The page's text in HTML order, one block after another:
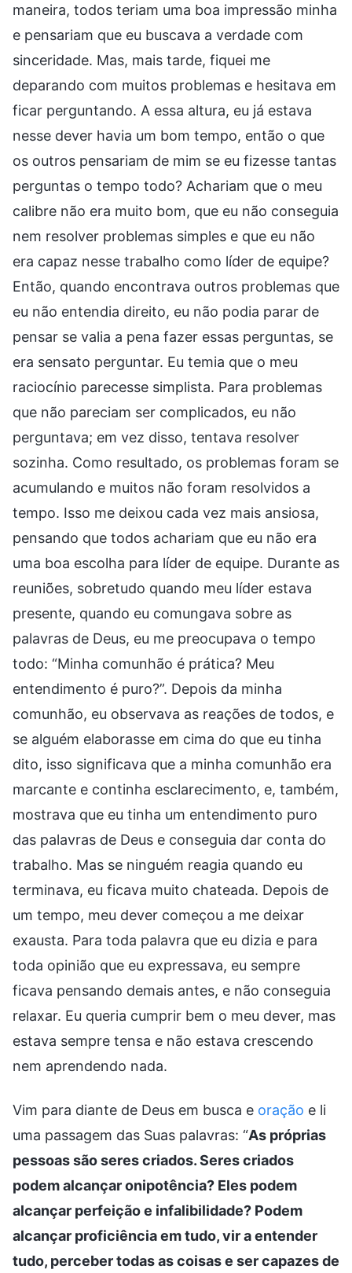
maneira, todos teriam uma boa impressão minha
e pensariam que eu buscava a verdade com
sinceridade. Mas, mais tarde, fiquei me
deparando com muitos problemas e hesitava em
ficar perguntando. A essa altura, eu já estava
nesse dever havia um bom tempo, então o que
os outros pensariam de mim se eu fizesse tantas
perguntas o tempo todo? Achariam que o meu
calibre não era muito bom, que eu não conseguia
nem resolver problemas simples e que eu não
era capaz nesse trabalho como líder de equipe?
Então, quando encontrava outros problemas que
eu não entendia direito, eu não podia parar de
pensar se valia a pena fazer essas perguntas, se
era sensato perguntar. Eu temia que o meu
raciocínio parecesse simplista. Para problemas
que não pareciam ser complicados, eu não
perguntava; em vez disso, tentava resolver
sozinha. Como resultado, os problemas foram se
acumulando e muitos não foram resolvidos a
tempo. Isso me deixou cada vez mais ansiosa,
pensando que todos achariam que eu não era
uma boa escolha para líder de equipe. Durante as
reuniões, sobretudo quando meu líder estava
presente, quando eu comungava sobre as
palavras de Deus, eu me preocupava o tempo
todo: “Minha comunhão é prática? Meu
entendimento é puro?”. Depois da minha
comunhão, eu observava as reações de todos, e
se alguém elaborasse em cima do que eu tinha
dito, isso significava que a minha comunhão era
marcante e continha esclarecimento, e, também,
mostrava que eu tinha um entendimento puro
das palavras de Deus e conseguia dar conta do
trabalho. Mas se ninguém reagia quando eu
terminava, eu ficava muito chateada. Depois de
um tempo, meu dever começou a me deixar
exausta. Para toda palavra que eu dizia e para
toda opinião que eu expressava, eu sempre
ficava pensando demais antes, e não conseguia
relaxar. Eu queria cumprir bem o meu dever, mas
estava sempre tensa e não estava crescendo
nem aprendendo nada.
Vim para diante de Deus em busca e oração e li
uma passagem das Suas palavras: “As próprias
pessoas são seres criados. Seres criados
podem alcançar onipotência? Eles podem
alcançar perfeição e infalibilidade? Podem
alcançar proficiência em tudo, vir a entender
tudo, perceber todas as coisas e ser capazes de